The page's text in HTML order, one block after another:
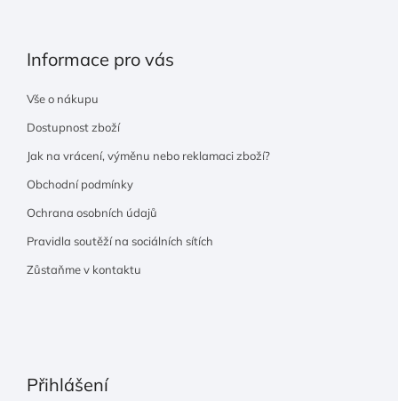
Informace pro vás
Vše o nákupu
Dostupnost zboží
Jak na vrácení, výměnu nebo reklamaci zboží?
Obchodní podmínky
Ochrana osobních údajů
Pravidla soutěží na sociálních sítích
Zůstaňme v kontaktu
Přihlášení